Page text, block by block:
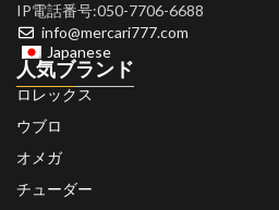
IP電話番号:050-7706-6688
info@mercari777.com
Japanese
人気ブランド
ロレックス
ウブロ
オメガ
チューダー